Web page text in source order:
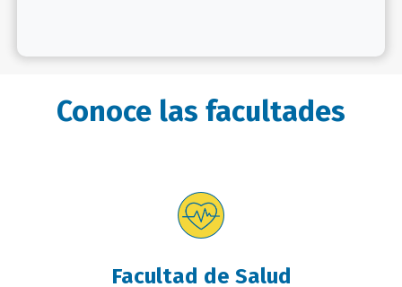
Conoce las facultades
Facultad de Salud